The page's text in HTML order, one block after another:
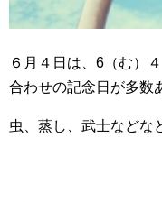
６月４日は、6（む）
合わせの記念日が多数
虫、蒸し、武士などな